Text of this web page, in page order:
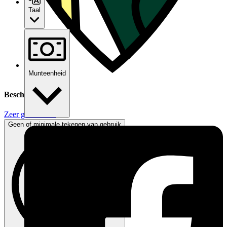
Beschrijving
Zeer goede staat
Geen of minimale tekenen van gebruik
Taal
Munteenheid